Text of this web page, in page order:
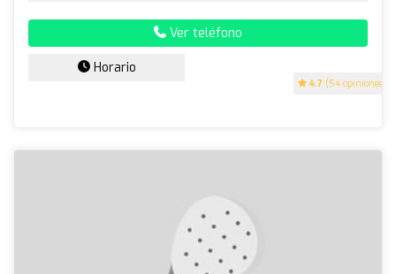
4.7 (54 opiniones)
Ver teléfono
Horario